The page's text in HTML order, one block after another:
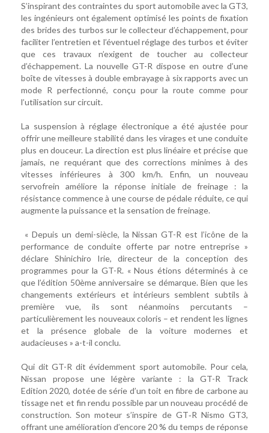
S’inspirant des contraintes du sport automobile avec la GT3,
les ingénieurs ont également optimisé les points de fixation
des brides des turbos sur le collecteur d’échappement, pour
faciliter l’entretien et l’éventuel réglage des turbos et éviter
que ces travaux n’exigent de toucher au collecteur
d’échappement. La nouvelle GT-R dispose en outre d’une
boîte de vitesses à double embrayage à six rapports avec un
mode R perfectionné, conçu pour la route comme pour
l’utilisation sur circuit.
La suspension à réglage électronique a été ajustée pour
offrir une meilleure stabilité dans les virages et une conduite
plus en douceur. La direction est plus linéaire et précise que
jamais, ne requérant que des corrections minimes à des
vitesses inférieures à 300 km/h. Enfin, un nouveau
servofrein améliore la réponse initiale de freinage : la
résistance commence à une course de pédale réduite, ce qui
augmente la puissance et la sensation de freinage.
« Depuis un demi-siècle, la Nissan GT-R est l’icône de la
performance de conduite offerte par notre entreprise »
déclare Shinichiro Irie, directeur de la conception des
programmes pour la GT-R. « Nous étions déterminés à ce
que l’édition 50ème anniversaire se démarque. Bien que les
changements extérieurs et intérieurs semblent subtils à
première vue, ils sont néanmoins percutants –
particulièrement les nouveaux coloris – et rendent les lignes
et la présence globale de la voiture modernes et
audacieuses » a-t-il conclu.
Qui dit GT-R dit évidemment sport automobile. Pour cela,
Nissan propose une légère variante : la GT-R Track
Edition 2020, dotée de série d’un toit en fibre de carbone au
tissage net et fin rendu possible par un nouveau procédé de
construction. Son moteur s’inspire de GT‑R Nismo GT3,
offrant une amélioration d’encore 20 % du temps de réponse